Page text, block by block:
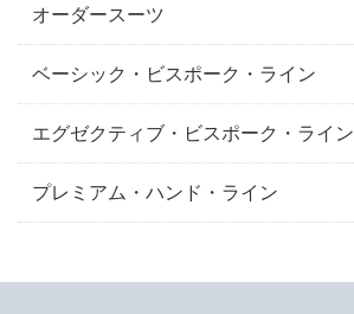
オーダースーツ
ベーシック・ビスポーク・ライン
エグゼクティブ・ビスポーク・ライン
プレミアム・ハンド・ライン